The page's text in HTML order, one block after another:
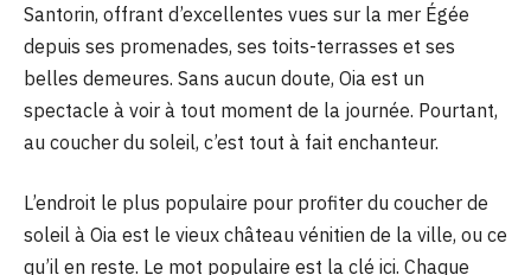
Santorin, offrant d’excellentes vues sur la mer Égée
depuis ses promenades, ses toits-terrasses et ses
belles demeures. Sans aucun doute, Oia est un
spectacle à voir à tout moment de la journée. Pourtant,
au coucher du soleil, c’est tout à fait enchanteur.
L’endroit le plus populaire pour profiter du coucher de
soleil à Oia est le vieux château vénitien de la ville, ou ce
qu’il en reste. Le mot populaire est la clé ici. Chaque